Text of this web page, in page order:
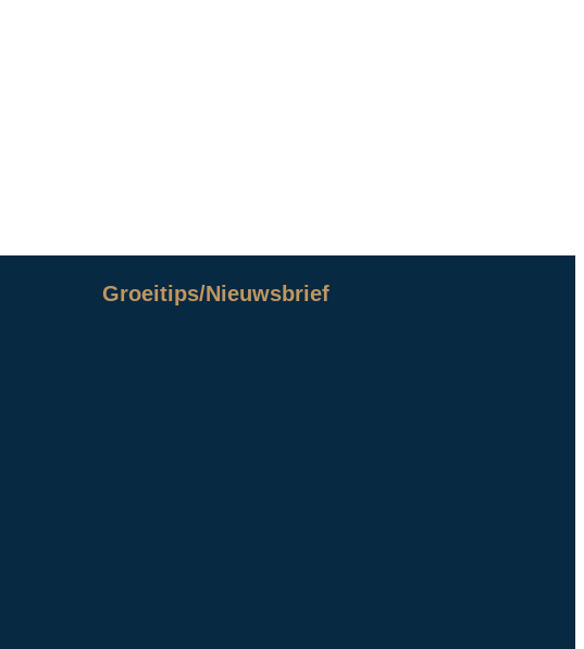
Groeitips/Nieuwsbrief